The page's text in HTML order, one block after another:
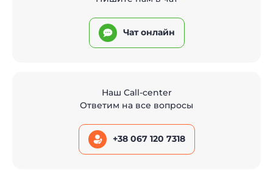
Чат онлайн
Наш Call-center
Ответим на все вопросы
+38 067 120 7318